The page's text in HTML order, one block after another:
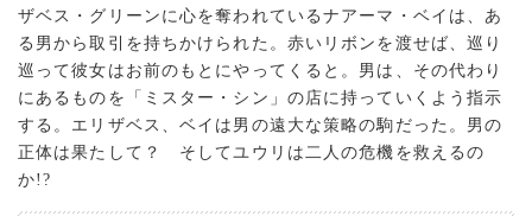
ザベス・グリーンに心を奪われているナアーマ・ベイは、あ
る男から取引を持ちかけられた。赤いリボンを渡せば、巡り
巡って彼女はお前のもとにやってくると。男は、その代わり
にあるものを「ミスター・シン」の店に持っていくよう指示
する。エリザベス、ベイは男の遠大な策略の駒だった。男の
正体は果たして？ そしてユウリは二人の危機を救えるの
か!?